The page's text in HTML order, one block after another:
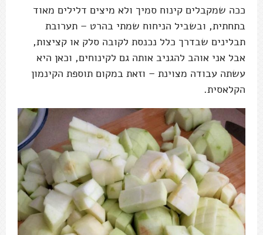
ככה שמקבלים קינוח סמיך ולא מיצים דלילים מאוד
בתחתית, ובשביל הניחוח שמתי בהרט – תערובת
תבלינים שבדרך כלל נכנסת לקובה סלק או קציצות,
אבל אני אוהב להגניב אותה גם לקינוחים, וכאן היא
עשתה עבודה מצוינת – וזאת במקום תוספת הקינמון
הקלאסית.